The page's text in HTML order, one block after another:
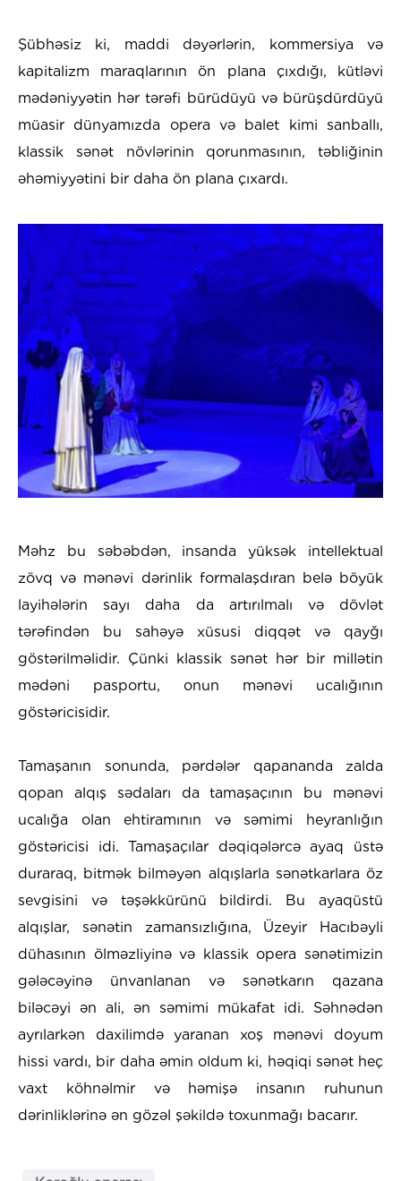
Şübhəsiz ki, maddi dəyərlərin, kommersiya və
kapitalizm maraqlarının ön plana çıxdığı, kütləvi
mədəniyyətin hər tərəfi bürüdüyü və bürüşdürdüyü
müasir dünyamızda opera və balet kimi sanballı,
klassik sənət növlərinin qorunmasının, təbliğinin
əhəmiyyətini bir daha ön plana çıxardı.
Məhz bu səbəbdən, insanda yüksək intellektual
zövq və mənəvi dərinlik formalaşdıran belə böyük
layihələrin sayı daha da artırılmalı və dövlət
tərəfindən bu sahəyə xüsusi diqqət və qayğı
göstərilməlidir. Çünki klassik sənət hər bir millətin
mədəni pasportu, onun mənəvi ucalığının
göstəricisidir.
Tamaşanın sonunda, pərdələr qapananda zalda
qopan alqış sədaları da tamaşaçının bu mənəvi
ucalığa olan ehtiramının və səmimi heyranlığın
göstəricisi idi. Tamaşaçılar dəqiqələrcə ayaq üstə
duraraq, bitmək bilməyən alqışlarla sənətkarlara öz
sevgisini və təşəkkürünü bildirdi. Bu ayaqüstü
alqışlar, sənətin zamansızlığına, Üzeyir Hacıbəyli
dühasının ölməzliyinə və klassik opera sənətimizin
gələcəyinə ünvanlanan və sənətkarın qazana
biləcəyi ən ali, ən səmimi mükafat idi. Səhnədən
ayrılarkən daxilimdə yaranan xoş mənəvi doyum
hissi vardı, bir daha əmin oldum ki, həqiqi sənət heç
vaxt köhnəlmir və həmişə insanın ruhunun
dərinliklərinə ən gözəl şəkildə toxunmağı bacarır.